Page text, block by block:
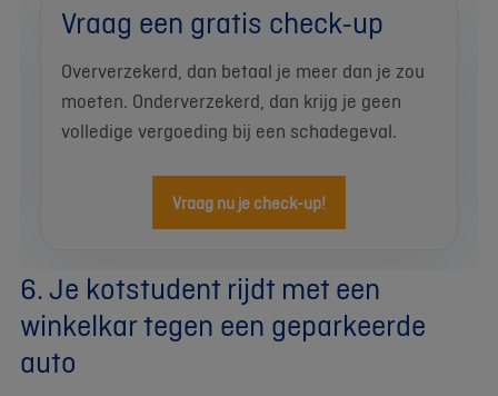
Vraag een gratis check-up
Oververzekerd, dan betaal je meer dan je zou
moeten. Onderverzekerd, dan krijg je geen
volledige vergoeding bij een schadegeval.
Vraag nu je check-up!
6. Je kotstudent rijdt met een
winkelkar tegen een geparkeerde
auto